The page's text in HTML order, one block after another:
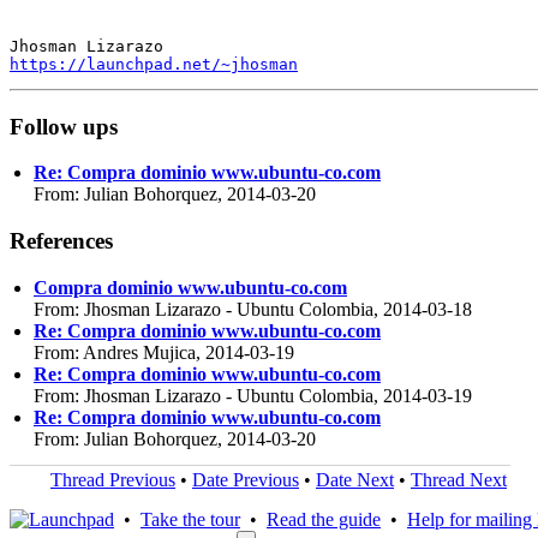
https://launchpad.net/~jhosman
Follow ups
Re: Compra dominio www.ubuntu-co.com
From: Julian Bohorquez, 2014-03-20
References
Compra dominio www.ubuntu-co.com
From: Jhosman Lizarazo - Ubuntu Colombia, 2014-03-18
Re: Compra dominio www.ubuntu-co.com
From: Andres Mujica, 2014-03-19
Re: Compra dominio www.ubuntu-co.com
From: Jhosman Lizarazo - Ubuntu Colombia, 2014-03-19
Re: Compra dominio www.ubuntu-co.com
From: Julian Bohorquez, 2014-03-20
Thread Previous • Date Previous • Date Next • Thread Next
• Take the tour• Read the guide • Help for mailing